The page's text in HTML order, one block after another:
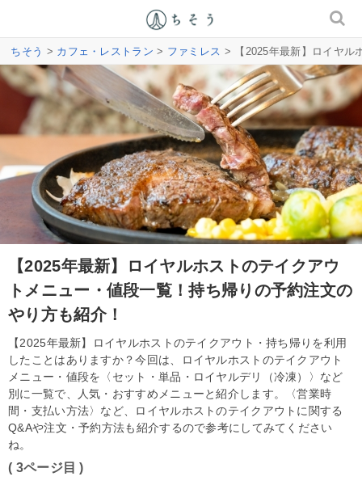
ちそう > カフェ・レストラン > ファミレス > 【2025年最新】ロイヤル
【2025年最新】ロイヤルホストのテイクアウ
トメニュー・値段一覧！持ち帰りの予約注文の
やり方も紹介！
【2025年最新】ロイヤルホストのテイクアウト・持ち帰りを利用
したことはありますか？今回は、ロイヤルホストのテイクアウト
メニュー・値段を〈セット・単品・ロイヤルデリ（冷凍）〉など
別に一覧で、人気・おすすめメニューと紹介します。〈営業時
間・支払い方法〉など、ロイヤルホストのテイクアウトに関する
Q&Aや注文・予約方法も紹介するので参考にしてみてください
ね。
( 3ページ目 )